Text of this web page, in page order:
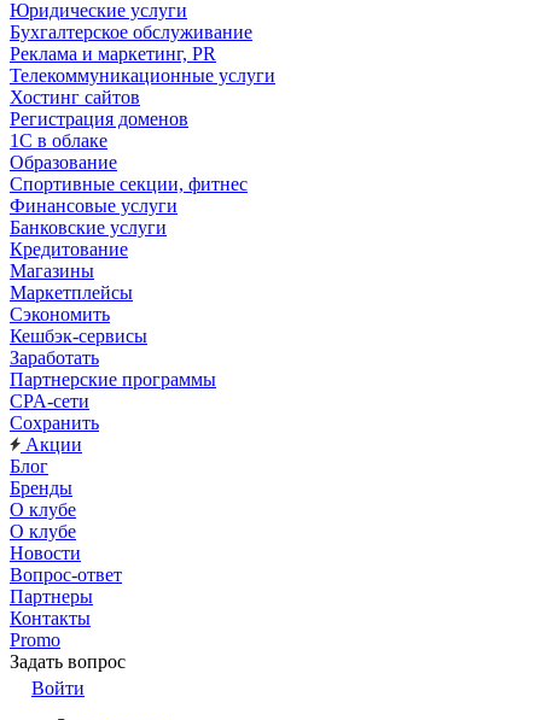
Юридические услуги
Бухгалтерское обслуживание
Реклама и маркетинг, PR
Телекоммуникационные услуги
Хостинг сайтов
Регистрация доменов
1С в облаке
Образование
Спортивные секции, фитнес
Финансовые услуги
Банковские услуги
Кредитование
Магазины
Маркетплейсы
Сэкономить
Кешбэк-сервисы
Заработать
Партнерские программы
CPA-сети
Сохранить
Акции
Блог
Бренды
О клубе
О клубе
Новости
Вопрос-ответ
Партнеры
Контакты
Promo
Задать вопрос
Войти